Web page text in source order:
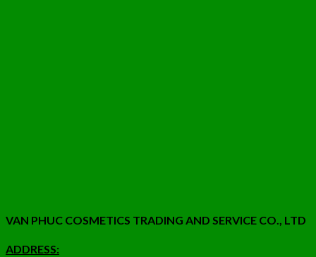
VAN PHUC COSMETICS TRADING AND SERVICE CO., LTD
ADDRESS: